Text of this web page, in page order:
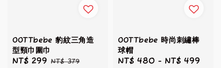
OOTTbebe 豹紋三角造
型頸巾圍巾
Sale
NT$ 299 Regular
NT$ 379
OOTTbebe 時尚刺繡棒
球帽
Sale
NT$ 480 -NT$ 499